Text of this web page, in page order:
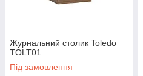
Журнальний столик Toledo
TOLT01
Під замовлення